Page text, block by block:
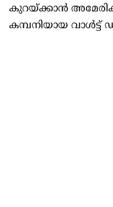
കുറയ്ക്കാൻ
കമ്പനിയായ വാൾട്ട്